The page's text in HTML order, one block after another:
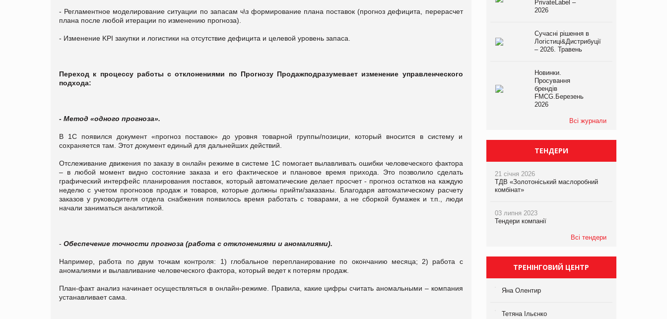
- Регламентное моделирование ситуации по запасам ч\з формирование плана поставок (прогноз дефицита, перерасчет
плана после любой итерации по изменению прогноза).
- Изменение KPI закупки и логистики на отсутствие дефицита и целевой уровень запаса.
Переход к процессу работы с отклонениями по Прогнозу Продажподразумевает изменение управленческого
подхода:
- Метод «одного прогноза».
В 1С появился документ «прогноз поставок» до уровня товарной группы/позиции, который вносится в систему и
сохраняется там. Этот документ единый для дальнейших действий.
Отслеживание движения по заказу в онлайн режиме в системе 1С помогает вылавливать ошибки человеческого фактора
– в любой момент видно состояние заказа и его фактическое и плановое время прихода. Это позволило сделать
графический интерфейс планирования поставок, который автоматические делает просчет - прогноз остатков на каждую
неделю с учетом прогнозов продаж и товаров, которые должны прийти/заказаны. Благодаря автоматическому расчету
заказов у руководителя отдела снабжения появилось время работать с товарами, а не сборкой бумажек и т.п., люди
начали заниматься аналитикой.
- Обеспечение точности прогноза (работа с отклонениями и аномалиями).
Например, работа по двум точкам контроля: 1) глобальное перепланирование по окончанию месяца; 2) работа с
аномалиями и вылавливание человеческого фактора, который ведет к потерям продаж.
План-факт анализ начинает осуществляться в онлайн-режиме. Правила, какие цифры считать аномальными – компания
устанавливает сама.
PrivateLabel –
2026
Сучасні рішення в
Логістиці&Дистрибуції
– 2026. Травень
Новинки.
Просування
брендів
FMCG.Березень
2026
Всі журнали
ТЕНДЕРИ
21 січня 2026
ТДВ «Золотоніський маслоробний
комбінат»
03 липня 2023
Тендери компанії
Всі тендери
ТРЕНІНГОВИЙ ЦЕНТР
Яна Олентир
Тетяна Ільєнко